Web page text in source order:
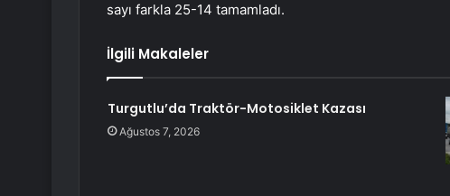
sayı farkla 25-14 tamamladı.
İlgili Makaleler
Turgutlu’da Traktör-Motosiklet Kazası
Ağustos 7, 2026